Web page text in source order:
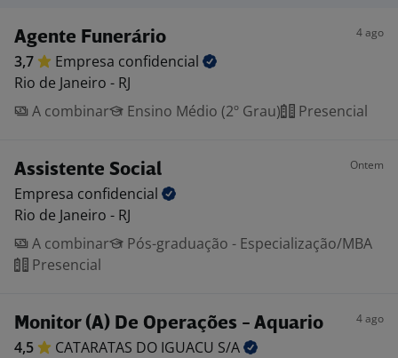
Agente Funerário 4 ago
3,7 Empresa confidencial
Rio de Janeiro - RJ
A combinar
Ensino Médio (2º Grau) Presencial
Assistente Social Ontem
Empresa confidencial
Rio de Janeiro - RJ
A combinar
Pós-graduação - Especialização/MBA
Presencial
Monitor (A) De Operações - Aquario 4 ago
4,5 CATARATAS DO IGUACU S/A